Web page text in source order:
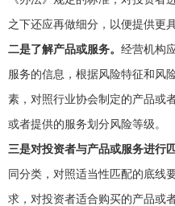
之下还应再做细分，以便提供更
二是了解产品或服务。 经营机构
服务的信息，根据风险特征和风
素，对照行业协会制定的产品或
或者提供的服务划分风险等级。
三是对投资者与产品或服务进行匹
同分类，对照适当性匹配的底线
求，对投资者适合购买的产品或